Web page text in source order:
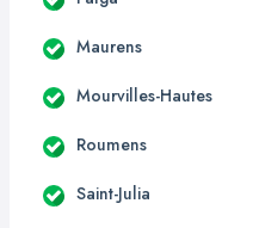
Maurens
Mourvilles-Hautes
Roumens
Saint-Julia